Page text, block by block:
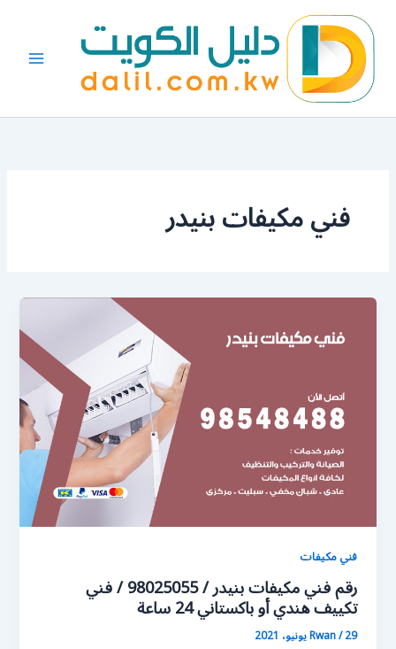
المحتوى
فني مكيفات بنيدر
فني مكيفات
رقم فني مكيفات بنيدر / 98025055 / فني
تكييف هندي أو باكستاني 24 ساعة
Rwan/29 يونيو، 2021